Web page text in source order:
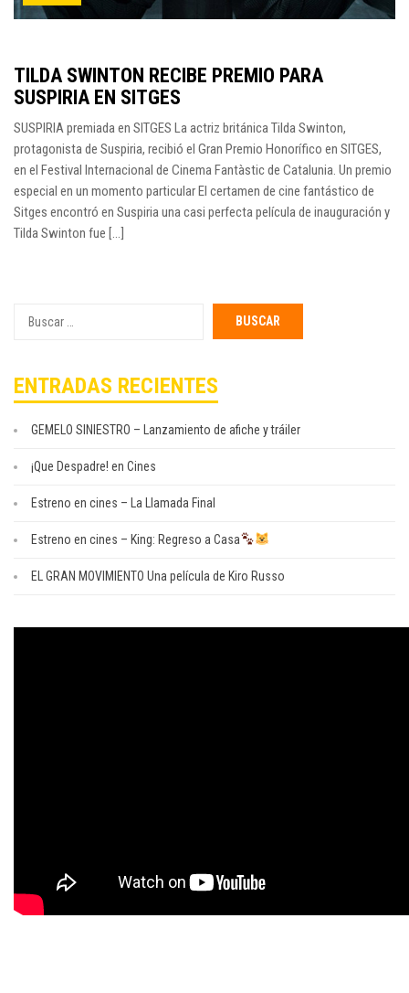
TILDA SWINTON RECIBE PREMIO PARA
SUSPIRIA EN SITGES
SUSPIRIA premiada en SITGES La actriz británica Tilda Swinton,
protagonista de Suspiria, recibió el Gran Premio Honorífico en SITGES,
en el Festival Internacional de Cinema Fantàstic de Catalunia. Un premio
especial en un momento particular El certamen de cine fantástico de
Sitges encontró en Suspiria una casi perfecta película de inauguración y
Tilda Swinton fue [...]
por:
ENTRADAS RECIENTES
GEMELO SINIESTRO – Lanzamiento de afiche y tráiler
¡Que Despadre! en Cines
Estreno en cines – La Llamada Final
Estreno en cines – King: Regreso a Casa
EL GRAN MOVIMIENTO Una película de Kiro Russo